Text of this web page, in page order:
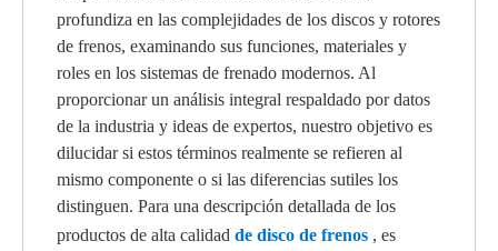
profundiza en las complejidades de los discos y rotores
de frenos, examinando sus funciones, materiales y
roles en los sistemas de frenado modernos. Al
proporcionar un análisis integral respaldado por datos
de la industria y ideas de expertos, nuestro objetivo es
dilucidar si estos términos realmente se refieren al
mismo componente o si las diferencias sutiles los
distinguen. Para una descripción detallada de los
productos de alta calidad de disco de frenos , es